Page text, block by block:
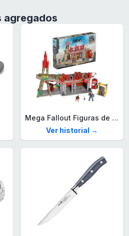
agregados
Mega Fallout Figuras de acción y Juguetes de construcción, Parada de Camiones Red Rocket con 824 Piezas, 2 Personajes articulados y Accesorios, para coleccionistas, HXT00
Ver historial →